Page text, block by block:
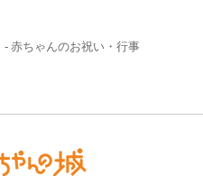
赤ちゃんのお祝い・行事